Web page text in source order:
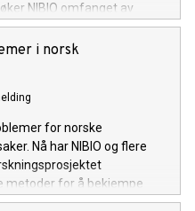
NIBIO omfanget av
i norsk
for norske
Nå har NIBIO og flere
metoder for å bekjempe
for dyrkerne.